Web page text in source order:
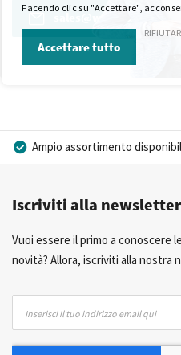
sales@wkk-europe.it
Ampio assortimento
Consulenza Personalizzata
Iscriviti alla newsletter
Vuoi essere il primo a conoscere
novità? Allora, iscriviti alla nostra
nostra
Facendo clic su "Accettare",
Accettare tutto